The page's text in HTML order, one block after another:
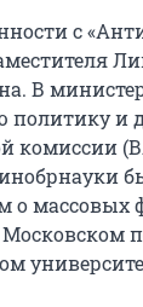
с
В
политику и
комиссии
о